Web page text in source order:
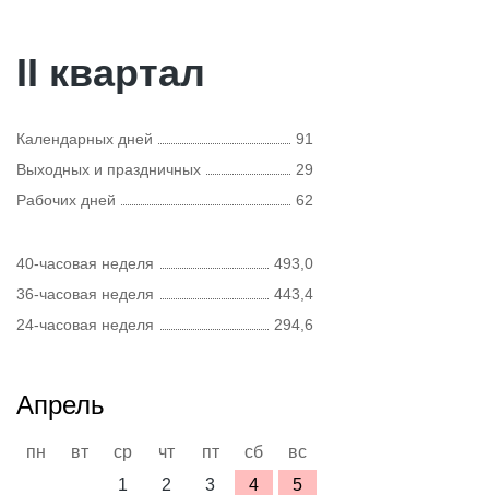
II квартал
Календарных дней
91
Выходных и праздничных
29
Рабочих дней
62
40-часовая неделя
493,0
36-часовая неделя
443,4
24-часовая неделя
294,6
Апрель
пн вт ср чт пт сб
вс
1
2 3 4
5